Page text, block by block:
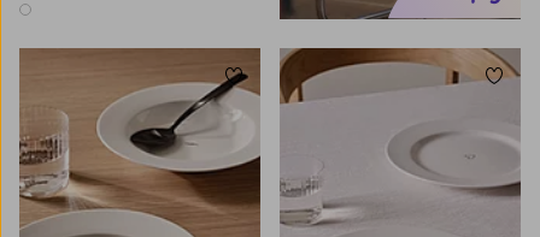
1 färg
Lägg till i favoriter Lägg